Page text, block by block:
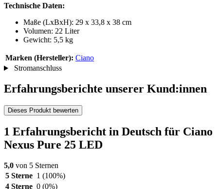
Technische Daten:
Maße (LxBxH): 29 x 33,8 x 38 cm
Volumen: 22 Liter
Gewicht: 5,5 kg
Marken (Hersteller): Ciano
Stromanschluss
Erfahrungsberichte unserer Kund:innen
Dieses Produkt bewerten
1 Erfahrungsbericht in Deutsch für Ciano
Nexus Pure 25 LED
5,0 von 5 Sternen
5 Sterne 1 (100%)
4 Sterne 0 (0%)